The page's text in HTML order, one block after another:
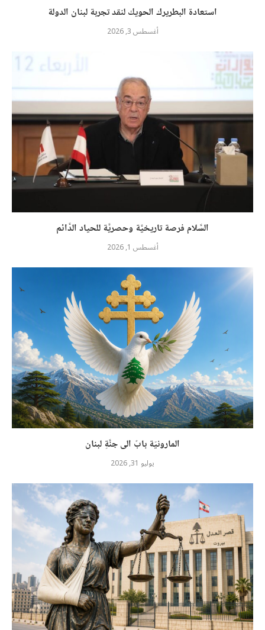
استعادة البطريرك الحويك لنقد تجربة لبنان الدولة
أغسطس 3, 2026
السَّلام فرصة تاريخيَّة وحصريَّة للحياد الدَّائم
أغسطس 1, 2026
المارونيّة بابٌ الى جنَّةِ لبنان
يوليو 31, 2026